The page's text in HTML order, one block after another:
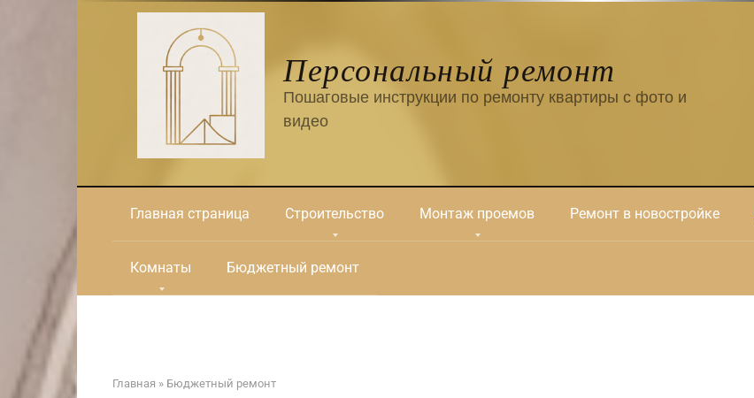
Персональный ремонт
Пошаговые инструкции по ремонту квартиры с фото и
видео
Главная страница Строительство Монтаж проемов Ремонт в новостройке
Комнаты Бюджетный ремонт
Главная » Бюджетный ремонт